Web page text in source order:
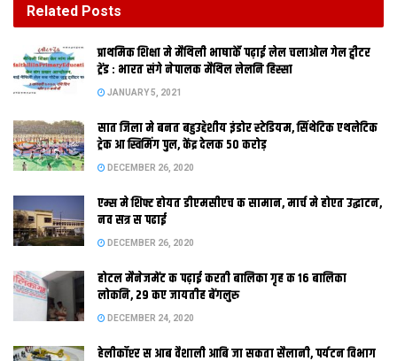
लोकनि, 29 कए जायतीह बेंगलुरु
पटना । अगुस्टा वेस्टलैंड हेलिकॉप्टर डील पर
एक दिस राजनीति गरमाईल अछि त दोसर दिस बिहार सरकार एकरा अपन
गतिविधि लेल अगुस्टा वेस्टलैंड हेलिकॉप्टर किराया पर लेबाक फैसला केलक
अछि। प्रधानमंत्री जेकां बिहारक मुख्‍यमंत्री सेहो एहि बहुचर्चित सुविधाजनक
हेलिकॉप्टरक सेवाक लेलथि। राज्य सरकार लग एखन जे सरकारी
हेलिकॉप्टर अछि ओ 30 साल स बेसी पुरान भ चुकल अछि। एहन मे राज्‍य
Related Posts
प्राथमिक शि‍क्षा मे मैथि‍ली भाषाकेँ पढ़ाई लेल चलाओल गेल ट्वीटर
ट्रेंड : भारत संगे नेपालक मैथिल लेलनि हिस्सा
JANUARY 5, 2021
सात जिला मे बनत बहुउद्देशीय इंडोर स्‍टेडि‍यम, सिंथेटिक एथलेटिक
ट्रेक आ स्विमिंग पुल, केंद्र देलक 50 करोड़
DECEMBER 26, 2020
एम्स मे शिफ्ट होयत डीएमसीएच क सामान, मार्च मे होएत उद्घाटन,
नव सत्र स पढाई
DECEMBER 26, 2020
होटल मैनेजमेंट क पढ़ाई करती बालिका गृह क 16 बालिका
लोकनि, 29 कए जायतीह बेंगलुरु
DECEMBER 24, 2020
हेलीकॉप्टर स आब वैशाली आबि जा सकता सैलानी, पर्यटन विभाग